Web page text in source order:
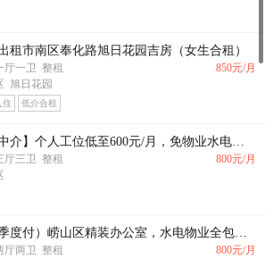
租市南区奉化路旭日花园吉房（女生合租）
厅一卫 整租
旭日花园
住 低介合租
850元/月
【非中介】个人工位低至600元/月，免物业水电等，附带家具，付款灵活
厅三卫 整租
800元/月
（可季度付）崂山区精装办公室，水电物业全包，地铁口，租期付款灵活
厅两卫 整租 800元/月